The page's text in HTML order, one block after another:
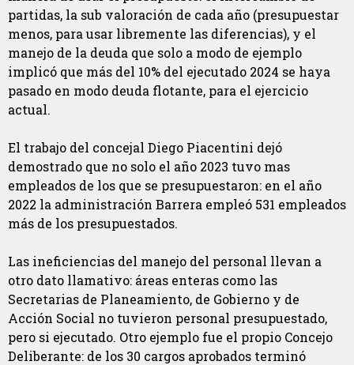
partidas, la sub valoración de cada año (presupuestar
menos, para usar libremente las diferencias), y el
manejo de la deuda que solo a modo de ejemplo
implicó que más del 10% del ejecutado 2024 se haya
pasado en modo deuda flotante, para el ejercicio
actual.
El trabajo del concejal Diego Piacentini dejó
demostrado que no solo el año 2023 tuvo mas
empleados de los que se presupuestaron: en el año
2022 la administración Barrera empleó 531 empleados
más de los presupuestados.
Las ineficiencias del manejo del personal llevan a
otro dato llamativo: áreas enteras como las
Secretarias de Planeamiento, de Gobierno y de
Acción Social no tuvieron personal presupuestado,
pero si ejecutado. Otro ejemplo fue el propio Concejo
Deliberante: de los 30 cargos aprobados terminó